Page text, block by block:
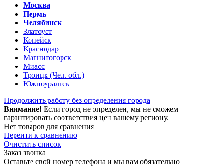
Москва
Пермь
Челябинск
Златоуст
Копейск
Краснодар
Магнитогорск
Миасс
Троицк (Чел. обл.)
Южноуральск
Продолжить работу без определения города
Внимание! Если город не определен, мы не сможем
гарантировать соответствия цен вашему региону.
Нет товаров для сравнения
Перейти к сравнению
Очистить список
Заказ звонка
Оставьте свой номер телефона и мы вам обязательно